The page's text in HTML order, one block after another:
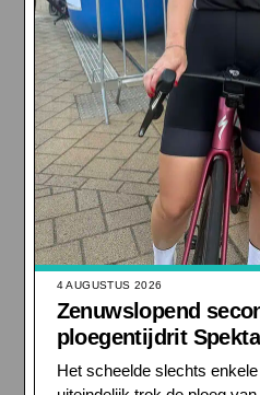
4 AUGUSTUS 2026
Zenuwslopend
ploegentijdrit
Het scheelde slechts